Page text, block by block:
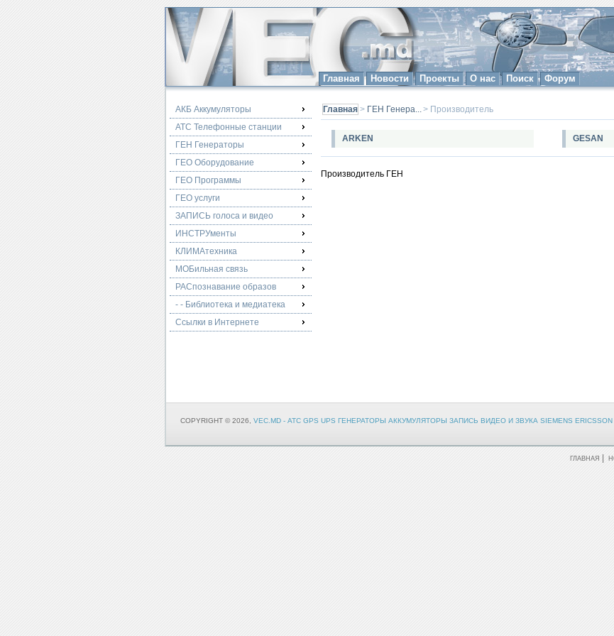
Главная Новости Проекты О нас Поиск Форум
АКБ Аккумуляторы
АТС Телефонные станции
ГЕН Генераторы
ГЕО Оборудование
ГЕО Программы
ГЕО услуги
ЗАПИСЬ голоса и видео
ИНСТРУменты
КЛИМАтехника
МОБильная связь
РАСпознавание образов
- - Библиотека и медиатека
Ссылки в Интернете
Главная > ГЕН Генера...> Производитель
ARKEN GESAN
Производитель ГЕН
COPYRIGHT © 2026, VEC.MD - АТС GPS UPS ГЕНЕРАТОРЫ АККУМУЛЯТОРЫ ЗАПИСЬ ВИДЕО И ЗВУКА SIEMENS ERICSSON
ГЛАВНАЯ